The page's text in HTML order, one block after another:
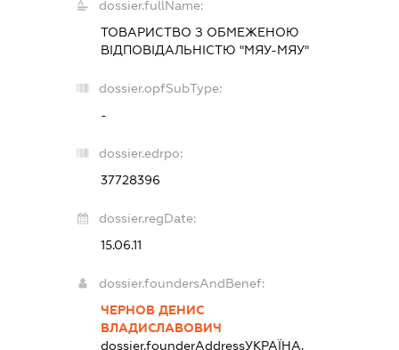
dossier.fullName:
ТОВАРИСТВО З ОБМЕЖЕНОЮ
ВІДПОВІДАЛЬНІСТЮ "МЯУ-МЯУ"
dossier.opfSubType:
-
dossier.edrpo:
37728396
dossier.regDate:
15.06.11
dossier.foundersAndBenef:
ЧЕРНОВ ДЕНИС
ВЛАДИСЛАВОВИЧ
dossier.founderAddressУКРАЇНА,